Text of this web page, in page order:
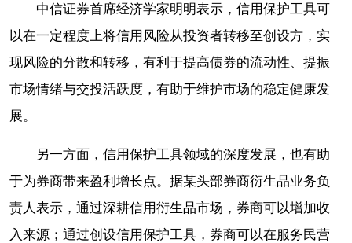
中信证券首席经济学家明明表示，信用保护工具可
以在一定程度上将信用风险从投资者转移至创设方，实
现风险的分散和转移，有利于提高债券的流动性、提振
市场情绪与交投活跃度，有助于维护市场的稳定健康发
展。
另一方面，信用保护工具领域的深度发展，也有助
于为券商带来盈利增长点。据某头部券商衍生品业务负
责人表示，通过深耕信用衍生品市场，券商可以增加收
入来源；通过创设信用保护工具，券商可以在服务民营